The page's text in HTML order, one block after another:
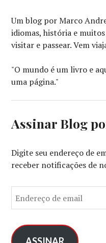
Um blog por Marco
idiomas, história e
visitar e passear. Vem
"O mundo é um livro e
uma página."
Assinar Blog
Digite seu endereço de
receber notificações de
n
e